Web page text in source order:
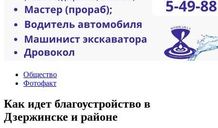
Общество
Фотофакт
Как идет благоустройство в
Дзержинске и районе